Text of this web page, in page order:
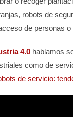
robots de
de personas
4.0hablamos
como de
de servicio: